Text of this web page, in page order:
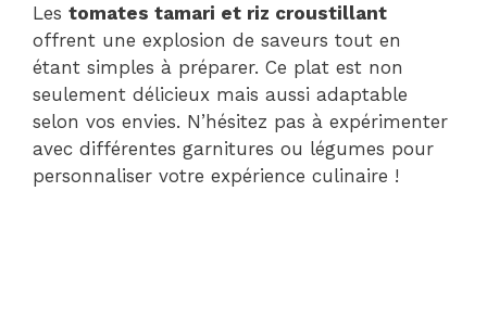
Les tomates tamari et riz croustillant
offrent une explosion de saveurs tout en
étant simples à préparer. Ce plat est non
seulement délicieux mais aussi adaptable
selon vos envies. N’hésitez pas à expérimenter
avec différentes garnitures ou légumes pour
personnaliser votre expérience culinaire !